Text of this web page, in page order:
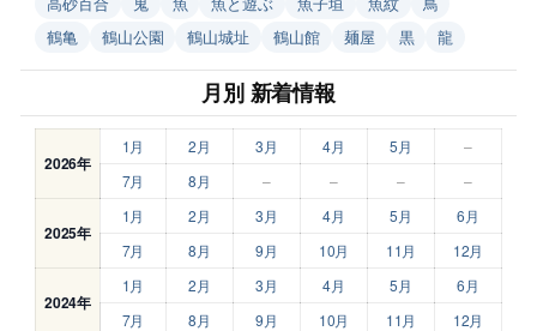
鶴亀
鶴山公園 鶴山城址 鶴山館 麺屋 黒 龍
月別 新着情報
2026年
1月 2月 3月 4月 5月
–
7月
8月 – – – –
2025年
1月 2月 3月 4月 5月
6月
7月
8月 9月 10月 11月 12月
2024年
1月 2月 3月 4月 5月
6月
7月
8月 9月 10月 11月 12月